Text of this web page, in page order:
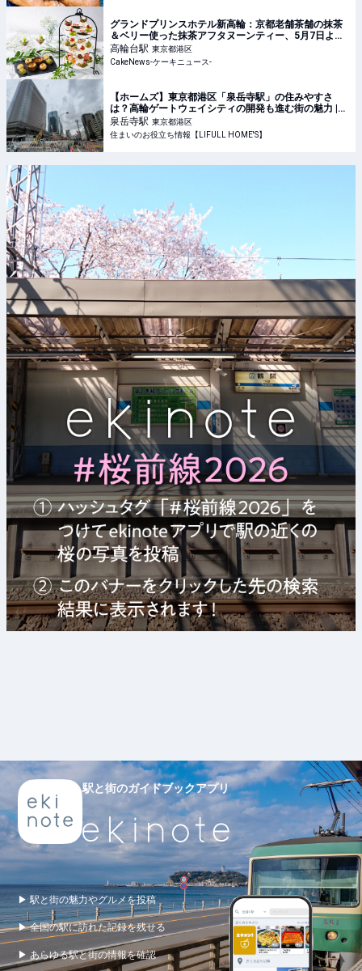
グランドプリンスホテル新高輪：京都老舗茶舗の抹茶
＆ベリー使った抹茶アフタヌーンティー、5月7日より
約2ヵ月間展開
高輪台駅 東京都港区
CakeNews-ケーキニュース-
【ホームズ】東京都港区「泉岳寺駅」の住みやすさ
は？高輪ゲートウェイシティの開発も進む街の魅力 |
住まいのお役立ち情報
泉岳寺駅 東京都港区
住まいのお役立ち情報【LIFULL HOME'S】
駅と街のガイドブックアプリ
▶ 駅と街の魅力やグルメを投稿
▶ 全国の駅に訪れた記録を残せる
▶ あらゆる駅と街の情報を確認